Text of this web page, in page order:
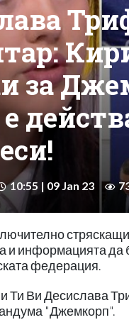
за
10:55 | 09 Jan 23
и информацията да
федерация.
Ти Ви Десислава
"Джемкорп".